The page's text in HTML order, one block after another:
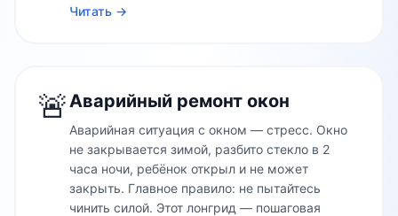
Читать →
🚨Аварийный ремонт окон
Аварийная ситуация с окном — стресс. Окно
не закрывается зимой, разбито стекло в 2
часа ночи, ребёнок открыл и не может
закрыть. Главное правило: не пытайтесь
чинить силой. Этот лонгрид — пошаговая